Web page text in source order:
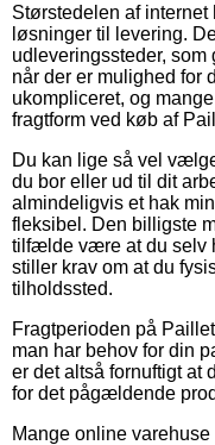
Størstedelen af
løsninger til levering.
udleveringssteder,
når der er mulighed for
ukompliceret, og
fragtform ved køb af
Du kan lige så vel
du bor eller ud til dit
almindeligvis et hak
fleksibel. Den billigste
tilfælde være at du selv
stiller krav om at du
tilholdssted.
Fragtperioden på
man har behov for din
er det altså fornuftigt at
for det pågældende
Mange online